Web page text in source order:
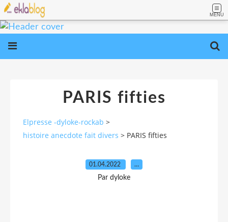
MENU
PARIS fifties
Elpresse -dyloke-rockab >
histoire anecdote fait divers > PARIS fifties
01.04.2022 …
Par dyloke